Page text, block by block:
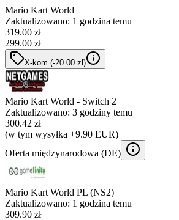
Mario Kart World
Zaktualizowano: 1 godzina temu
319.00 zł
299.00 zł
X-kom (-20.00 zł)
Mario Kart World - Switch 2
Zaktualizowano: 3 godziny temu
300.42 zł
(w tym wysyłka +9.90 EUR)
Oferta międzynarodowa (DE)
Mario Kart World PL (NS2)
Zaktualizowano: 1 godzina temu
309.90 zł